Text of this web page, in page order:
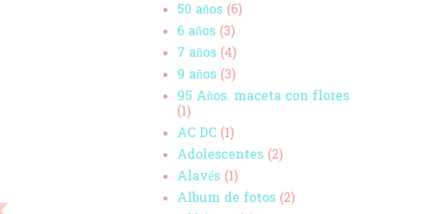
50 años (6)
6 años (3)
7 años (4)
9 años (3)
95 Años. maceta con flores
(1)
AC DC (1)
Adolescentes (2)
Alavés (1)
Album de fotos (2)